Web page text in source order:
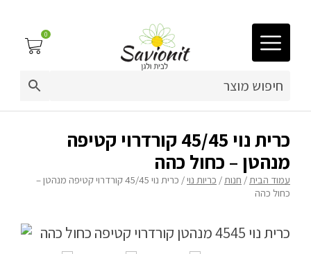
03-9212883
פינות זולה
ריהוט גן
0
כרית נוי 45/45 קורדרוי קטיפה
מנהטן – כחול כהה
עמוד הבית/ חנות/ כריות נוי
/ כרית נוי 45/45 קורדרוי קטיפה מנהטן –
כחול כהה